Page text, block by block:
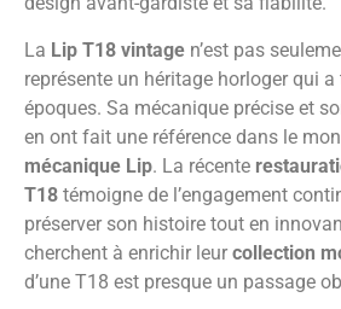
La Lip T18 vintage n’est pas
représente un héritage horloger qui a
époques. Sa mécanique précise et
en ont fait une référence dans le
mécanique Lip. La récente
T18 témoigne de l’engagement
préserver son histoire tout en
cherchent à enrichir leur collection
d’une T18 est presque un passage